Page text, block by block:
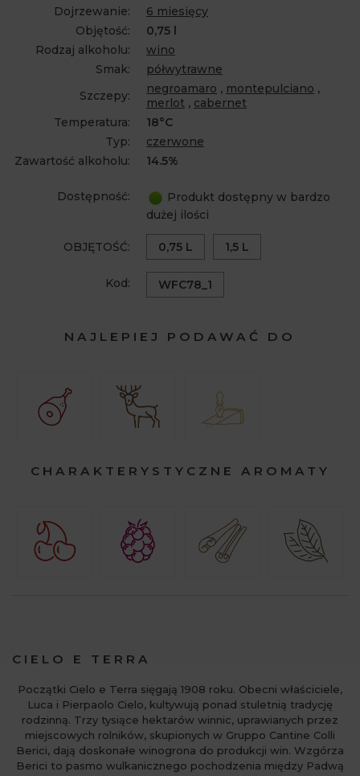
Dojrzewanie:
6 miesięcy
Objętość:
0,75 l
Rodzaj alkoholu:
wino
Smak:
półwytrawne
Szczepy:
negroamaro , montepulciano ,
merlot , cabernet
Temperatura:
18°C
Typ:
czerwone
Zawartość alkoholu:
14.5%
Dostępność:
Produkt dostępny w bardzo
dużej ilości
OBJĘTOŚĆ: 0,75 L 1,5 L
Kod: WFC78_1
NAJLEPIEJ PODAWAĆ DO
CHARAKTERYSTYCZNE AROMATY
CIELO E TERRA
Początki Cielo e Terra sięgają 1908 roku. Obecni właściciele,
Luca i Pierpaolo Cielo, kultywują ponad stuletnią tradycję
rodzinną. Trzy tysiące hektarów winnic, uprawianych przez
miejscowych rolników, skupionych w Gruppo Cantine Colli
Berici, dają doskonałe winogrona do produkcji win. Wzgórza
Berici to pasmo wulkanicznego pochodzenia między Padwą